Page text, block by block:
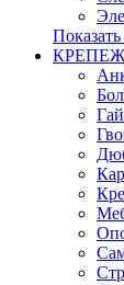
КРЕПЕЖ